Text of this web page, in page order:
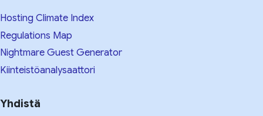
Hosting Climate Index
Regulations Map
Nightmare Guest Generator
Kiinteistöanalysaattori
Yhdistä